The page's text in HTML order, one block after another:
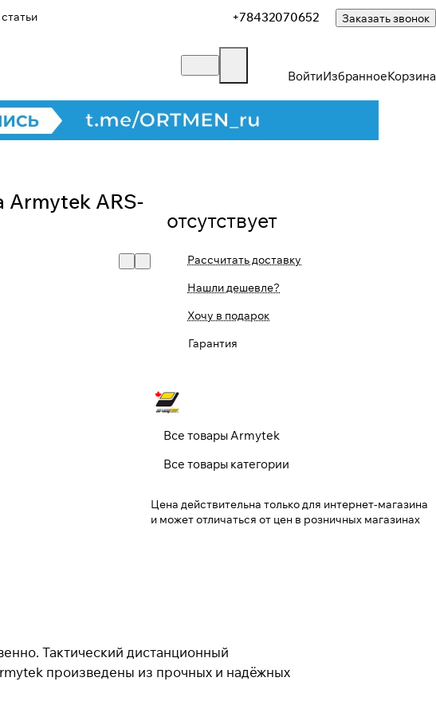
+78432070652 Заказать звонок
ВойтиИзбранноеКорзина
Armytek ARS-
отсутствует
Рассчитать доставку
Нашли дешевле?
Хочу в подарок
Гарантия
Все товары Armytek
Все товары категории
Цена действительна только для интернет-магазина
и может отличаться от цен в розничных магазинах
Тактический дистанционный
произведены из прочных и надёжных
Закрыть